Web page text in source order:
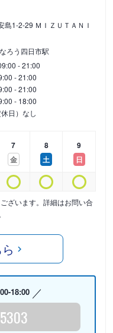
島1-2-29 ＭＩＺＵＴＡＮＩ
ろう四日市駅
- 21:00
- 21:00
- 21:00
- 18:00
休日）なし
7
金
8
土
9
日
ざいます。詳細はお問い合
18:00